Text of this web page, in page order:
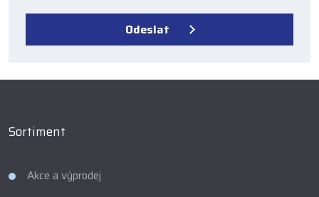
údajů.
Odeslat
se
Sortiment
Akce a výprodej